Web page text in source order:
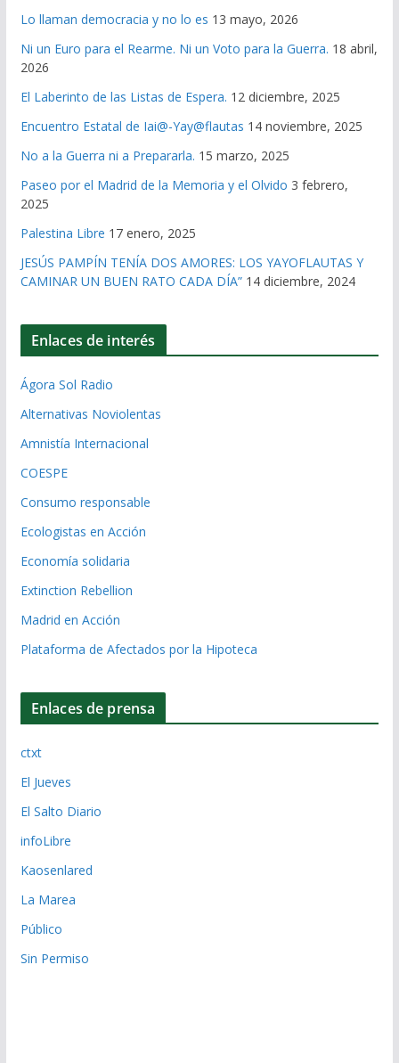
Lo llaman democracia y no lo es 13 mayo, 2026
Ni un Euro para el Rearme. Ni un Voto para la Guerra. 18 abril,
2026
El Laberinto de las Listas de Espera. 12 diciembre, 2025
Encuentro Estatal de Iai@-Yay@flautas 14 noviembre, 2025
No a la Guerra ni a Prepararla. 15 marzo, 2025
Paseo por el Madrid de la Memoria y el Olvido 3 febrero,
2025
Palestina Libre 17 enero, 2025
JESÚS PAMPÍN TENÍA DOS AMORES: LOS YAYOFLAUTAS Y
CAMINAR UN BUEN RATO CADA DÍA” 14 diciembre, 2024
Enlaces de interés
Ágora Sol Radio
Alternativas Noviolentas
Amnistía Internacional
COESPE
Consumo responsable
Ecologistas en Acción
Economía solidaria
Extinction Rebellion
Madrid en Acción
Plataforma de Afectados por la Hipoteca
Enlaces de prensa
ctxt
El Jueves
El Salto Diario
infoLibre
Kaosenlared
La Marea
Público
Sin Permiso